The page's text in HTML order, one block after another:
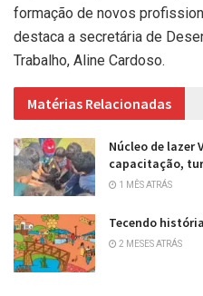
formação de novos
destaca a secretária de
Trabalho, Aline Cardoso.
Matérias Relacionadas
Núcleo de lazer
capacitação,
1 MÊS ATRÁS
Tecendo
2 MESES ATRÁS